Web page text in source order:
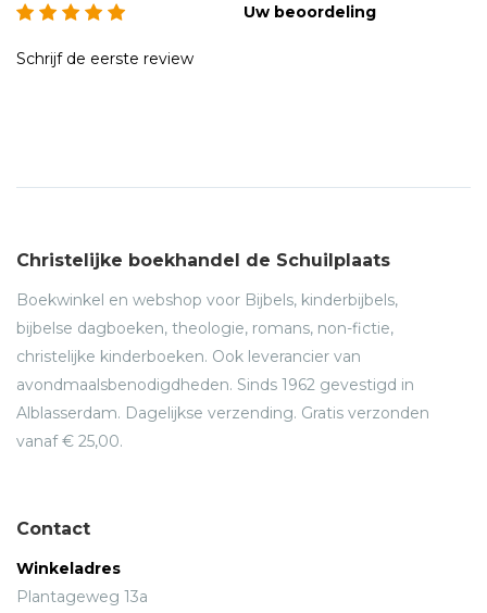
Uw beoordeling
Schrijf de eerste review
Christelijke boekhandel de Schuilplaats
Boekwinkel en webshop voor Bijbels, kinderbijbels,
bijbelse dagboeken, theologie, romans, non-fictie,
christelijke kinderboeken. Ook leverancier van
avondmaalsbenodigdheden. Sinds 1962 gevestigd in
Alblasserdam. Dagelijkse verzending. Gratis verzonden
vanaf € 25,00.
Contact
Winkeladres
Plantageweg 13a